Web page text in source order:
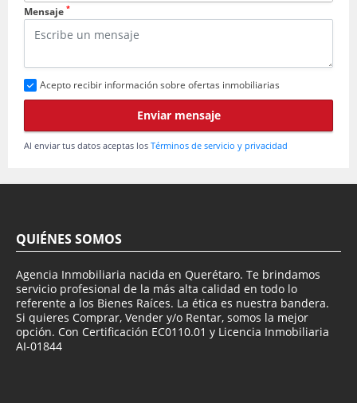
Mensaje *
Acepto recibir información sobre ofertas inmobiliarias
Enviar mensaje
Al enviar tus datos aceptas los Términos de servicio y privacidad
QUIÉNES SOMOS
Agencia Inmobiliaria nacida en Querétaro. Te brindamos
servicio profesional de la más alta calidad en todo lo
referente a los Bienes Raíces. La ética es nuestra bandera.
Si quieres Comprar, Vender y/o Rentar, somos la mejor
opción. Con Certificación EC0110.01 y Licencia Inmobiliaria
AI-01844